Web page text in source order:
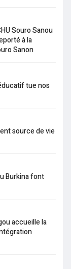
Souro Sanou
à la
Sanon
tue nos
source de vie
Burkina font
accueille la